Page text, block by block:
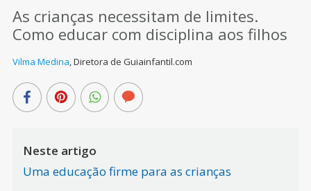
As crianças necessitam de limites.
Como educar com disciplina aos filhos
Vilma Medina,Diretora de Guiainfantil.com
Neste artigo
Uma educação firme para as crianças